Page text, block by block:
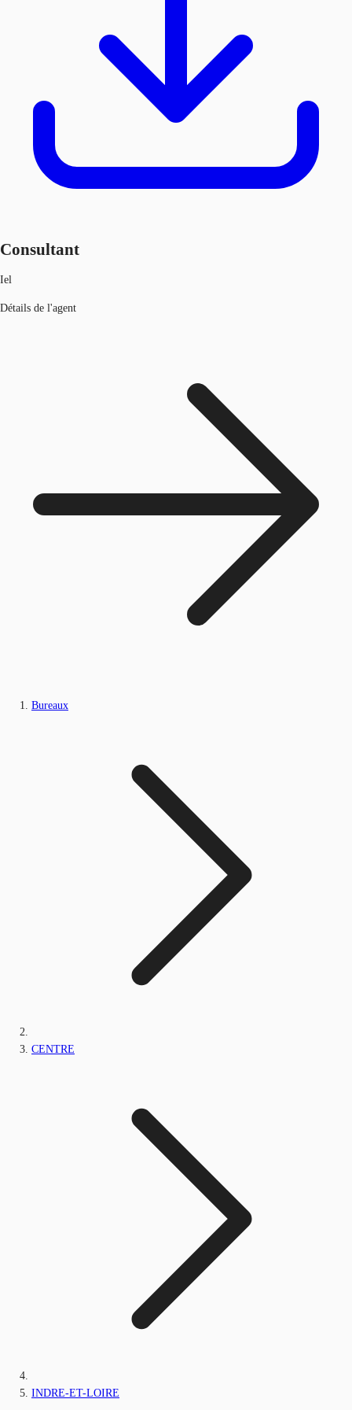
Consultant
Iel
Détails de l'agent
Bureaux
CENTRE
INDRE-ET-LOIRE